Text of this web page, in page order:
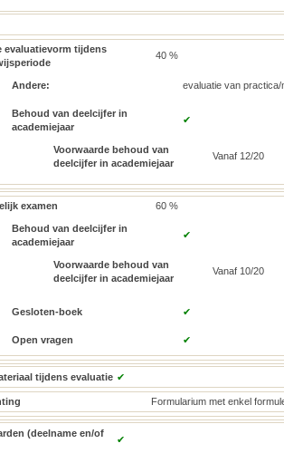
evaluatievorm tijdens
40 %
Andere: evaluatie van practica/
Behoud van deelcijfer in
academiejaar
✔
Voorwaarde behoud van
deelcijfer in academiejaar
Vanaf 12/20
examen 60 %
Behoud van deelcijfer in
academiejaar
✔
Voorwaarde behoud van
deelcijfer in academiejaar
Vanaf 10/20
Gesloten-boek ✔
Open vragen ✔
tijdens evaluatie ✔
Formularium met enkel
(deelname en/of
✔